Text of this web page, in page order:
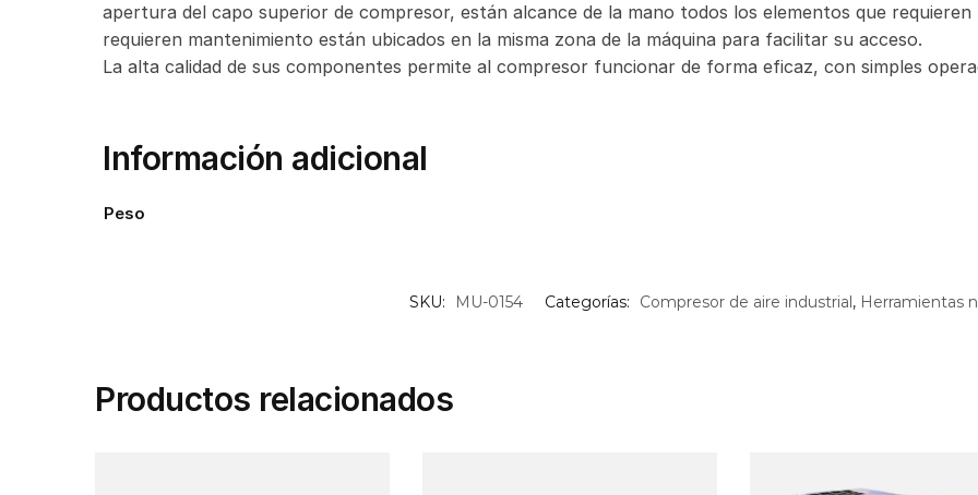
apertura del capo superior de compresor, están alcance de la mano todos los elementos que
requieren mantenimiento están ubicados en la misma zona de la máquina para facilitar su acceso.
La alta calidad de sus componentes permite al compresor funcionar de forma eficaz, con simples
Información adicional
Peso
SKU: MU-0154 Categorías: Compresor de aire industrial , Herramientas
Productos relacionados